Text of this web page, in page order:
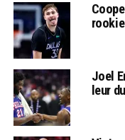
Joel
leur